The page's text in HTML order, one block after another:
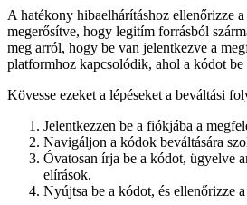
A hatékony hibaelhárításhoz ellenőrizze
megerősítve, hogy legitím forrásból
meg arról, hogy be van jelentkezve a
platformhoz kapcsolódik, ahol a kódot
Kövesse ezeket a lépéseket a beváltási
Jelentkezzen be a fiókjába a
Navigáljon a kódok beváltására
Óvatosan írja be a kódot, ügyelve
elírások.
Nyújtsa be a kódot, és ellenőrizze a